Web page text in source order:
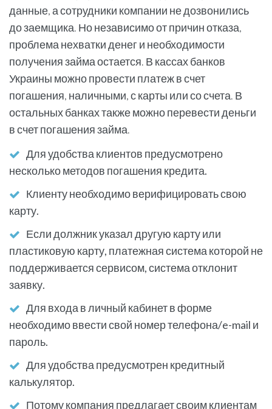
данные, а сотрудники компании не дозвонились
до заемщика. Но независимо от причин отказа,
проблема нехватки денег и необходимости
получения займа остается. В кассах банков
Украины можно провести платеж в счет
погашения, наличными, с карты или со счета. В
остальных банках также можно перевести деньги
в счет погашения займа.
Для удобства клиентов предусмотрено
несколько методов погашения кредита.
Клиенту необходимо верифицировать свою
карту.
Если должник указал другую карту или
пластиковую карту, платежная система которой не
поддерживается сервисом, система отклонит
заявку.
Для входа в личный кабинет в форме
необходимо ввести свой номер телефона/e-mail и
пароль.
Для удобства предусмотрен кредитный
калькулятор.
Потому компания предлагает своим клиентам